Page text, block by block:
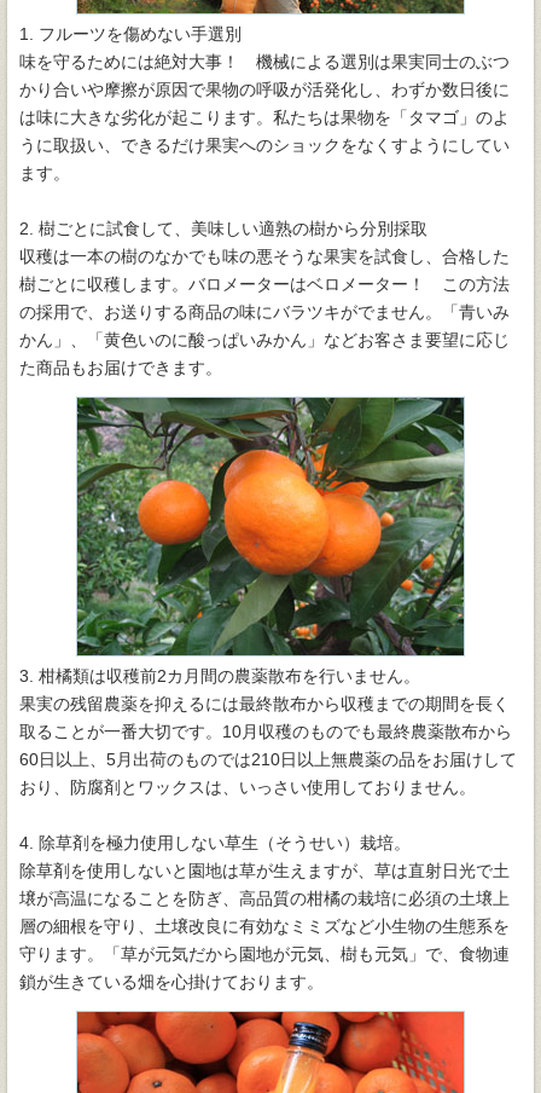
1. フルーツを傷めない手選別
味を守るためには絶対大事！ 機械による選別は果実同士のぶつ
かり合いや摩擦が原因で果物の呼吸が活発化し、わずか数日後に
は味に大きな劣化が起こります。私たちは果物を「タマゴ」のよ
うに取扱い、できるだけ果実へのショックをなくすようにしてい
ます。
2. 樹ごとに試食して、美味しい適熟の樹から分別採取
収穫は一本の樹のなかでも味の悪そうな果実を試食し、合格した
樹ごとに収穫します。バロメーターはベロメーター！ この方法
の採用で、お送りする商品の味にバラツキがでません。「青いみ
かん」、「黄色いのに酸っぱいみかん」などお客さま要望に応じ
た商品もお届けできます。
3. 柑橘類は収穫前2カ月間の農薬散布を行いません。
果実の残留農薬を抑えるには最終散布から収穫までの期間を長く
取ることが一番大切です。10月収穫のものでも最終農薬散布から
60日以上、5月出荷のものでは210日以上無農薬の品をお届けして
おり、防腐剤とワックスは、いっさい使用しておりません。
4. 除草剤を極力使用しない草生（そうせい）栽培。
除草剤を使用しないと園地は草が生えますが、草は直射日光で土
壌が高温になることを防ぎ、高品質の柑橘の栽培に必須の土壌上
層の細根を守り、土壌改良に有効なミミズなど小生物の生態系を
守ります。「草が元気だから園地が元気、樹も元気」で、食物連
鎖が生きている畑を心掛けております。